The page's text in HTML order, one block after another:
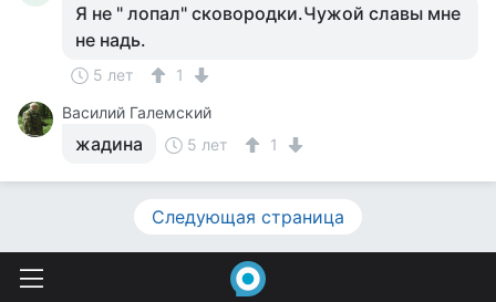
Я не " лопал" сковородки.Чужой славы мне
не надь.
5 лет
1
Василий Галемский
жадина 5 лет 1
Следующая страница